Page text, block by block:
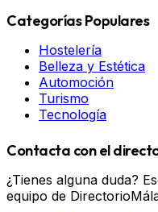
Categorías Populares
Hostelería
Belleza y Estética
Automoción
Turismo
Tecnología
Contacta con el
¿Tienes alguna duda?
equipo de